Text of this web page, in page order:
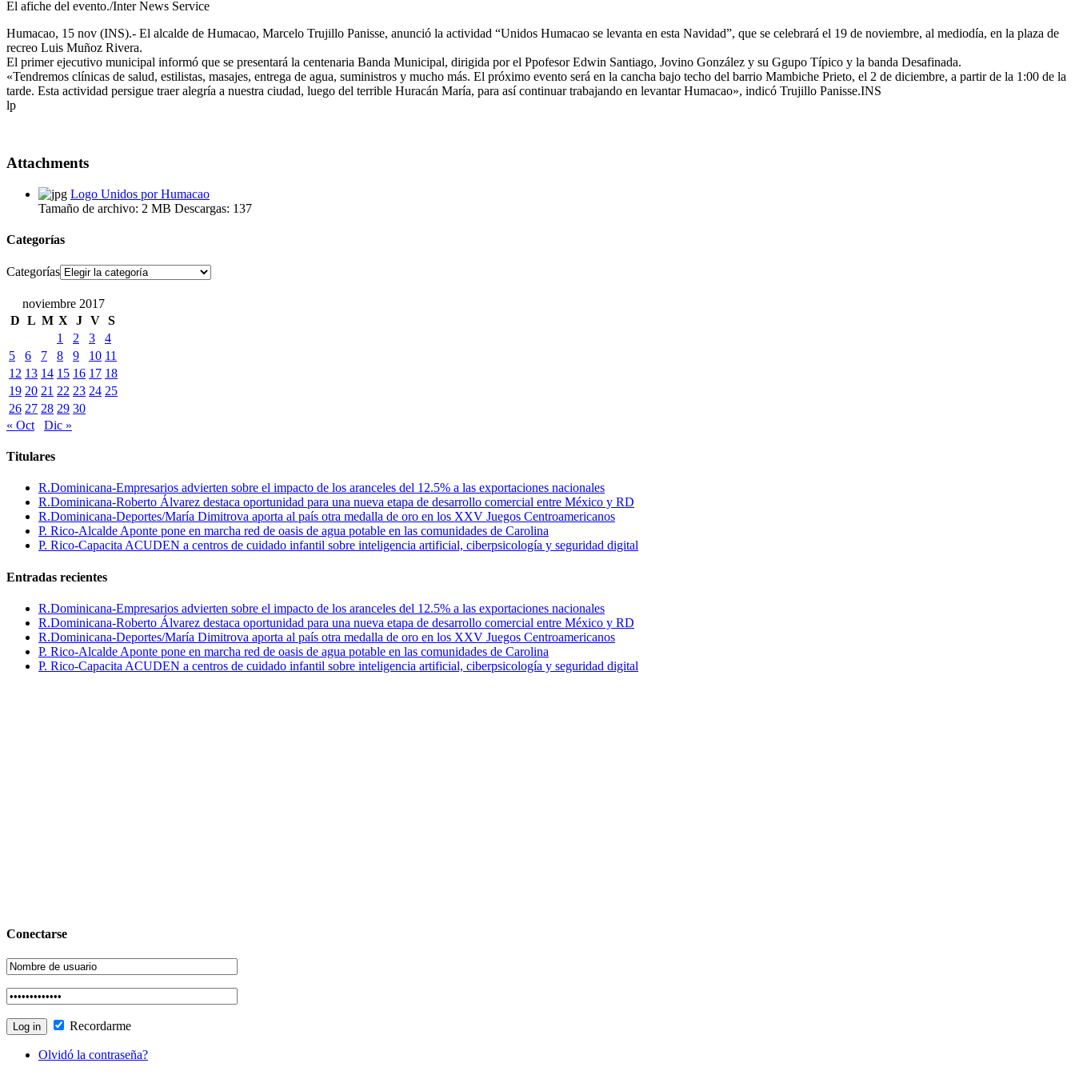
El afiche del evento./Inter News Service
Humacao, 15 nov (INS).- El alcalde de Humacao, Marcelo Trujillo Panisse, anunció la actividad “Unidos Humacao se levanta en esta Navidad”, que se celebrará el 19 de noviembre, al mediodía, en la plaza de
recreo Luis Muñoz Rivera.
El primer ejecutivo municipal informó que se presentará la centenaria Banda Municipal, dirigida por el Ppofesor Edwin Santiago, Jovino González y su Ggupo Típico y la banda Desafinada.
«Tendremos clínicas de salud, estilistas, masajes, entrega de agua, suministros y mucho más. El próximo evento será en la cancha bajo techo del barrio Mambiche Prieto, el 2 de diciembre, a partir de la 1:00 de la
tarde. Esta actividad persigue traer alegría a nuestra ciudad, luego del terrible Huracán María, para así continuar trabajando en levantar Humacao», indicó Trujillo Panisse.INS
lp
Attachments
Logo Unidos por Humacao
Tamaño de archivo: 2 MB Descargas: 137
Categorías
Categorías
noviembre 2017
D L M X J V S
1
2 3
4
5
6 7 8 9 10 11
12 13 14 15 16 17 18
19 20 21 22 23 24 25
26 27 28 29 30
« Oct
Dic »
Titulares
R.Dominicana-Empresarios advierten sobre el impacto de los aranceles del 12.5% a las exportaciones nacionales
R.Dominicana-Roberto Álvarez destaca oportunidad para una nueva etapa de desarrollo comercial entre México y RD
R.Dominicana-Deportes/María Dimitrova aporta al país otra medalla de oro en los XXV Juegos Centroamericanos
P. Rico-Alcalde Aponte pone en marcha red de oasis de agua potable en las comunidades de Carolina
P. Rico-Capacita ACUDEN a centros de cuidado infantil sobre inteligencia artificial, ciberpsicología y seguridad digital
Entradas recientes
R.Dominicana-Empresarios advierten sobre el impacto de los aranceles del 12.5% a las exportaciones nacionales
R.Dominicana-Roberto Álvarez destaca oportunidad para una nueva etapa de desarrollo comercial entre México y RD
R.Dominicana-Deportes/María Dimitrova aporta al país otra medalla de oro en los XXV Juegos Centroamericanos
P. Rico-Alcalde Aponte pone en marcha red de oasis de agua potable en las comunidades de Carolina
P. Rico-Capacita ACUDEN a centros de cuidado infantil sobre inteligencia artificial, ciberpsicología y seguridad digital
Conectarse
Recordarme
Olvidó la contraseña?